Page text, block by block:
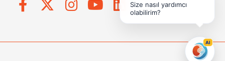
Size nasıl yardımcı
olabilirim?
AI